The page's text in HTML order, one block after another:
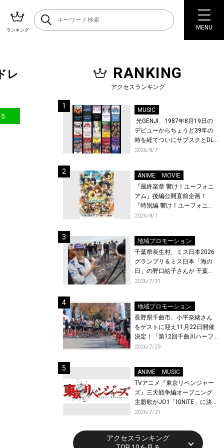
ランキング MENU
レ RANKING
アクセスランキング
MUSIC
光GENJI、1987年8月19日の
デビューからちょうど39年の
時を経てついにサブスクとDL
配信が解禁！
2026/8/7
ANIME
MOVIE
『最終楽章 響け！ユーフォニ
アム』後編公開直前企画！
『特別編 響け！ユーフォニア
ム〜アンサンブルコンテス
映が決定！
2026/8/7
地域プロモーション
千葉県長生村、ミス日本2026
グランプリ＆ミス日本「海の
日」の野口絵子さんが 千葉県
唯一の村・長生村で地引網を
2026/7/31
地域プロモーション
長野県千曲市、小平奈緒さん
をゲストに迎え11月22日開催
決定！「第12回千曲川ハーフ
マラソン」エントリー受付開
2026/7/23
ANIME
MUSIC
TVアニメ『東京リベンジャー
ズ』三天戦争編オープニング
主題歌がJO1「IGNITE」に決
定！メンバー全員から喜びと
トが到着！9月に東京・大阪で
先行上映会を開催！
2026/7/21
アクセスランキング